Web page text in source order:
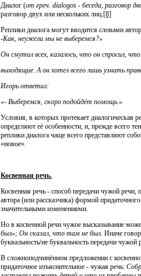
Диалог (от греч. dialogos - беседа, разговор
разговор двух или нескольких лиц.[8]
Реплики диалога могут вводится словами
-Как, неужели мы не выберемся?»
Он смутил всех, казалось, что он спросил,
выходящие. А он хотел всего лишь узнать
Игорь ответил:
«- Выберемся, скоро подойдёт помощь.»
Условия, в которых протекает диалогическая
определяют её особенности, и, прежде всего
реплики диалога чаще всего представляют
«новое».
Косвенная речь.
Косвенная речь - способ передачи чужой речи,
автора (или рассказчика) формой
значительными изменениями.
Но в косвенной речи чужое высказывание
был»; Он сказал, что там не был. Иначе
буквальность/не буквальность передачи
В сложноподчинённом предложении с
придаточное изъяснительное - чужая речь: